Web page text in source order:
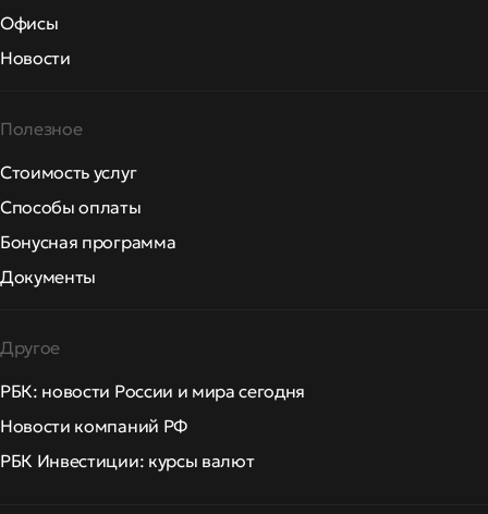
Офисы
Новости
Полезное
Стоимость услуг
Способы оплаты
Бонусная программа
Документы
Другое
РБК: новости России и мира сегодня
Новости компаний РФ
РБК Инвестиции: курсы валют